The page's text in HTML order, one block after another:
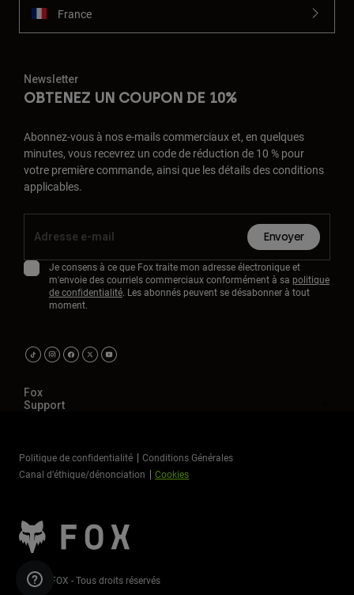
France
Newsletter
OBTENEZ UN COUPON DE 10%
Abonnez-vous à nos e-mails commerciaux et, en quelques
minutes, vous recevrez un code de réduction de 10 % pour
votre première commande, ainsi que les détails des conditions
applicables.
Envoyer
Je consens à ce que Fox traite mon adresse électronique et
m'envoie des courriels commerciaux conformément à sa politique
de confidentialité. Les abonnés peuvent se désabonner à tout
moment.
Fox
Support
Politique de confidentialité
Conditions Générales
Canal d’éthique/dénonciation
Cookies
©2026 FOX - Tous droits réservés